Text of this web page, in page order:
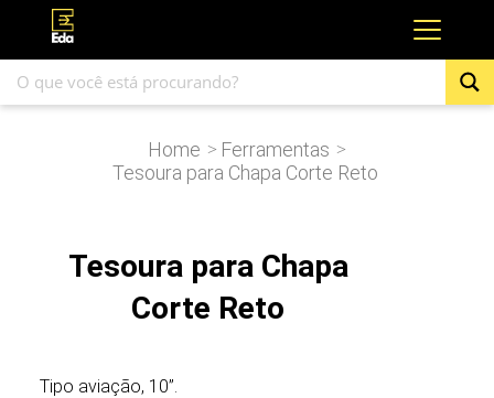
Home > Ferramentas >
Tesoura para Chapa Corte Reto
Tesoura para Chapa
Corte Reto
Tipo aviação, 10”.